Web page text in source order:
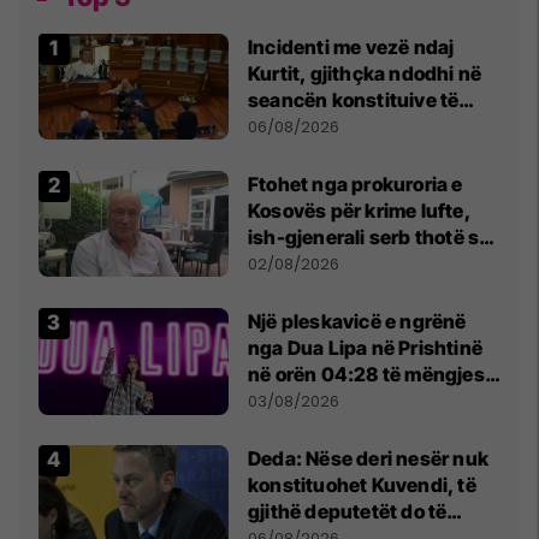
Incidenti me vezë ndaj
Kurtit, gjithçka ndodhi në
seancën konstituive të
Kuvendit
06/08/2026
Ftohet nga prokuroria e
Kosovës për krime lufte,
ish-gjenerali serb thotë se
dikush e tradhtoi në
02/08/2026
Një pleskavicë e ngrënë
nga Dua Lipa në Prishtinë
në orën 04:28 të mëngjesit
- dhe bota digjitale serbe
03/08/2026
Deda: Nëse deri nesër nuk
konstituohet Kuvendi, të
gjithë deputetët do të